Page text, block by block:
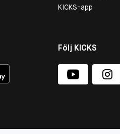
KICKS-app
Följ KICKS